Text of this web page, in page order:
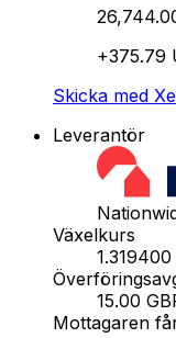
+375.79
Skicka med Xe
Leverantör
Växelkurs
1.319400
15.00
Mottagaren